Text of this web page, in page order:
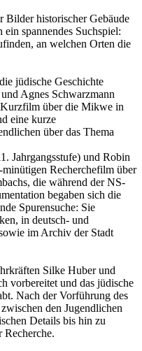
Bilder historischer Gebäude
spannendes Suchspiel:
an welchen Orten die
jüdische Geschichte
Agnes Schwarzmann
Kurzfilm über die Mikwe in
eine kurze
über das Thema
Jahrgangsstufe) und Robin
Recherchefilm über
die während der NS-
begaben sich die
Spurensuche: Sie
in deutsch- und
im Archiv der Stadt
Silke Huber und
vorbereitet und das jüdische
Nach der Vorführung des
den Jugendlichen
Details bis hin zu
Recherche.